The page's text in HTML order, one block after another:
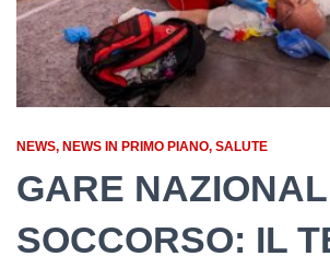
NEWS NEWS IN PRIMO PIANO SALUTE
GARE
SOCCORSO: IL